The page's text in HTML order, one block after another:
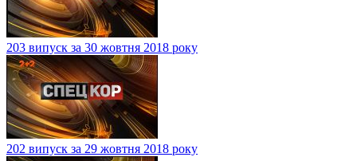
203 випуск за 30 жовтня 2018 року
202 випуск за 29 жовтня 2018 року